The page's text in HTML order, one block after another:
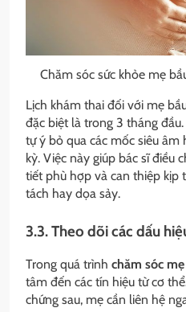
Chăm sóc sức khỏe mẹ
Lịch khám thai đối với mẹ
đặc biệt là trong 3 tháng
tự ý bỏ qua các mốc siêu
kỳ. Việc này giúp bác sĩ điều
tiết phù hợp và can thiệp kịp
tách hay dọa sảy.
3.3. Theo dõi các dấu
Trong quá trình chăm sóc
tâm đến các tín hiệu từ cơ
chứng sau, mẹ cần liên hệ